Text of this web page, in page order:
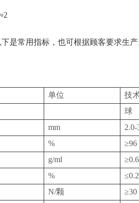
下是常用指标，也可根据顾客要求生
单位
技
球
mm
2.0-
%
≥96
g/ml
%
N/颗
≥30